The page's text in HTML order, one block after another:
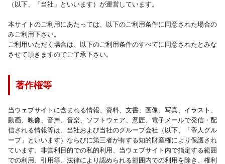
（以下、「当社」といいます）が運営しています。
本サイトのご利用にあたっては、以下のご利用条件に同意された場合の
みご利用下さい。
ご利用いただく場合は、以下のご利用条件のすべてに同意されたとみな
させて頂きますのでご了承下さい。
著作権等
当ウェブサイトに含まれる情報、資料、文書、画像、写真、イラスト、
動画、映像、音声、音楽、ソフトウェア、意匠、電子メールで発信・配
信される情報等は、当社および当社のグループ会社（以下、「帝人グル
ープ」といいます）ならびに第三者が有する知的財産権により保護され
ています。非営利目的での私的利用、当ウェブサイト内で指定する範囲
での利用、引用等、法律により認められる範囲内での利用を除き、権利